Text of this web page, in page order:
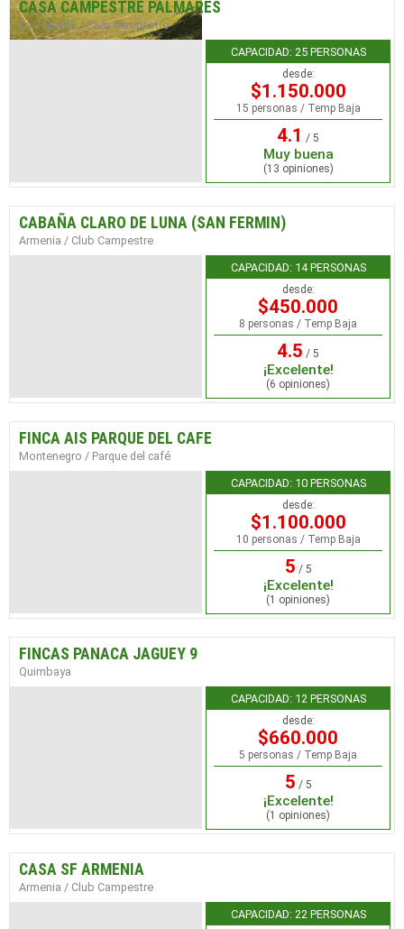
CASA CAMPESTRE PALMARES
La Tebaida / Club Campestre
CAPACIDAD: 25 PERSONAS
desde:
$1.150.000
15 personas / Temp Baja
4.1 / 5
Muy buena
(13 opiniones)
CABAÑA CLARO DE LUNA (SAN FERMIN)
Armenia / Club Campestre
CAPACIDAD: 14 PERSONAS
desde:
$450.000
8 personas / Temp Baja
4.5 / 5
¡Excelente!
(6 opiniones)
FINCA AIS PARQUE DEL CAFE
Montenegro / Parque del café
CAPACIDAD: 10 PERSONAS
desde:
$1.100.000
10 personas / Temp Baja
5 / 5
¡Excelente!
(1 opiniones)
FINCAS PANACA JAGUEY 9
Quimbaya
CAPACIDAD: 12 PERSONAS
desde:
$660.000
5 personas / Temp Baja
5 / 5
¡Excelente!
(1 opiniones)
CASA SF ARMENIA
Armenia / Club Campestre
CAPACIDAD: 22 PERSONAS